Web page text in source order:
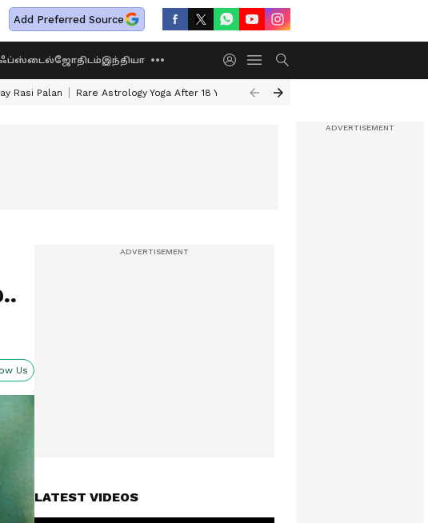
Add Preferred Source
ஜோதிடம்இந்தியா
Rasi Palan Rare Astrology Yoga After 18 Years Dwi Pushkar Yoga 2026
Us
LATEST VIDEOS